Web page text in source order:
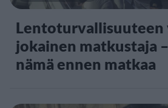
Lentoturvallisuuteen
jokainen matkustaja
nämä ennen matkaa